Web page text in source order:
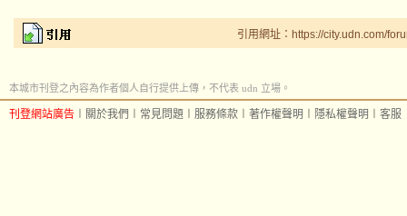
引用網址：https://city.udn.com/
本城市刊登之內容為作者個人自行提供上傳，不代表 udn 立場。
刊登網站廣告 關於我們 常見問題 服務條款 著作權聲明 隱私權聲明 客服